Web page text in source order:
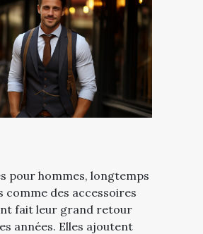
pour hommes, longtemps
comme des accessoires
fait leur grand retour
années. Elles ajoutent